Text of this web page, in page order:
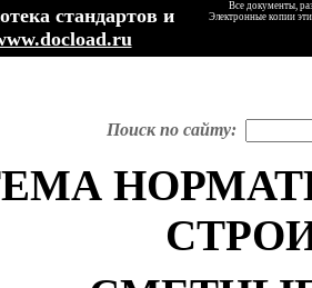
стандартов и
Все документы,
Электронные копии
Поиск по сайту: